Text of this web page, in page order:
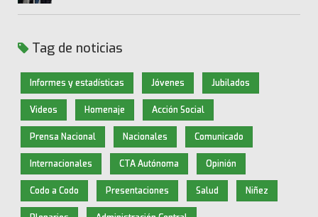
Tag de noticias
Informes y estadísticas Jóvenes Jubilados
Videos Homenaje Acción Social
Prensa Nacional Nacionales Comunicado
Internacionales CTA Autónoma Opinión
Codo a Codo Presentaciones Salud Niñez